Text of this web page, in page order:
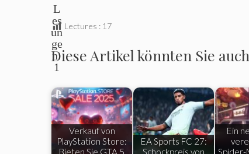
L
es
un
ge
n:
1
Lectures : 17
Diese Artikel könnten Sie
Verkauf von
PlayStation Store:
Bieten Sie GTA 5
EA Sports FC 27:
Schockpreis von
Ein
Spider-